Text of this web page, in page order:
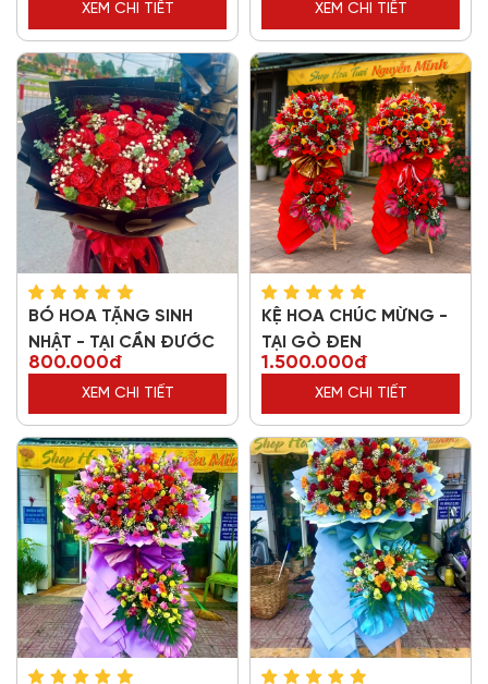
XEM CHI TIẾT XEM CHI TIẾT
BÓ HOA TẶNG SINH
NHẬT - TẠI CẦN ĐƯỚC
800.000đ
XEM CHI TIẾT
KỆ HOA CHÚC MỪNG -
TẠI GÒ ĐEN
1.500.000đ
XEM CHI TIẾT